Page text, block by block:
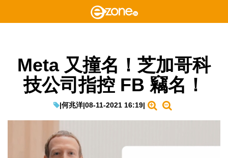
Meta 又撞名！芝加哥科
技公司指控 FB 竊名！
|何兆洋|08-11-2021 16:19|